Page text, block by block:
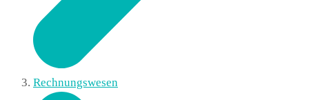
Rechnungswesen